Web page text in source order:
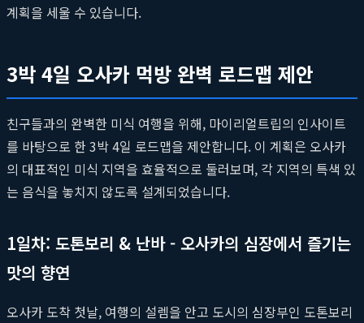
계획을 세울 수 있습니다.
3박 4일 오사카 먹방 완벽 로드맵 제안
친구들과의 완벽한 미식 여행을 위해, 마이리얼트립의 인사이트
를 바탕으로 한 3박 4일 로드맵을 제안합니다. 이 계획은 오사카
의 대표적인 미식 지역을 효율적으로 둘러보며, 각 지역의 특색 있
는 음식을 놓치지 않도록 설계되었습니다.
1일차: 도톤보리 & 난바 - 오사카의 심장에서 즐기는
맛의 향연
오사카 도착 첫날, 여행의 설렘을 안고 도시의 심장부인 도톤보리